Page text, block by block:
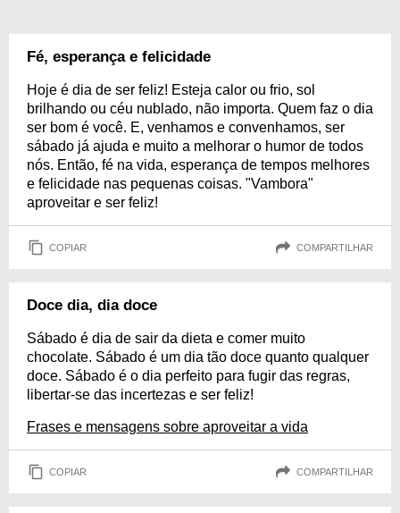
Fé, esperança e felicidade
Hoje é dia de ser feliz! Esteja calor ou frio, sol
brilhando ou céu nublado, não importa. Quem faz o dia
ser bom é você. E, venhamos e convenhamos, ser
sábado já ajuda e muito a melhorar o humor de todos
nós. Então, fé na vida, esperança de tempos melhores
e felicidade nas pequenas coisas. "Vambora"
aproveitar e ser feliz!
COPIAR COMPARTILHAR
Doce dia, dia doce
Sábado é dia de sair da dieta e comer muito
chocolate. Sábado é um dia tão doce quanto qualquer
doce. Sábado é o dia perfeito para fugir das regras,
libertar-se das incertezas e ser feliz!
Frases e mensagens sobre aproveitar a vida
COPIAR COMPARTILHAR